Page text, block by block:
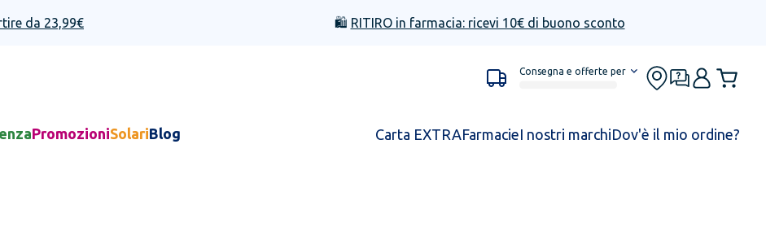
da 23,99€ 🛍️ RITIRO in farmacia: ricevi 10€ di buono sconto
Consegna e offerte per
PromozioniSolariBlog Carta EXTRAFarmacieI nostri marchiDov'è il mio ordine?